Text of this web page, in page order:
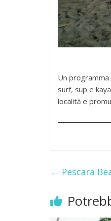
Un
surf, sup e
località e
← Pescara